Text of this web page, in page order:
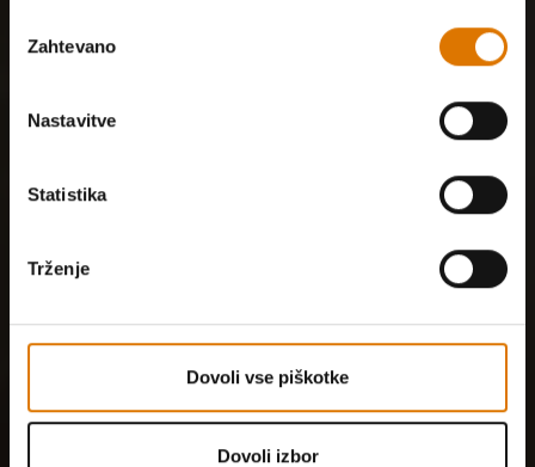
soglasja
Zahtevano
Nastavitve
Statistika
Trženje
Dovoli vse piškotke
Dovoli izbor